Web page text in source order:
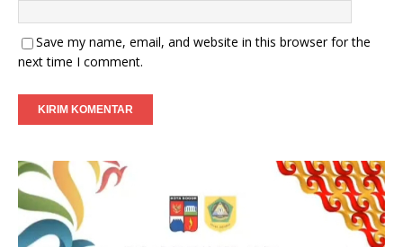
Save my name, email, and website in this browser for the
next time I comment.